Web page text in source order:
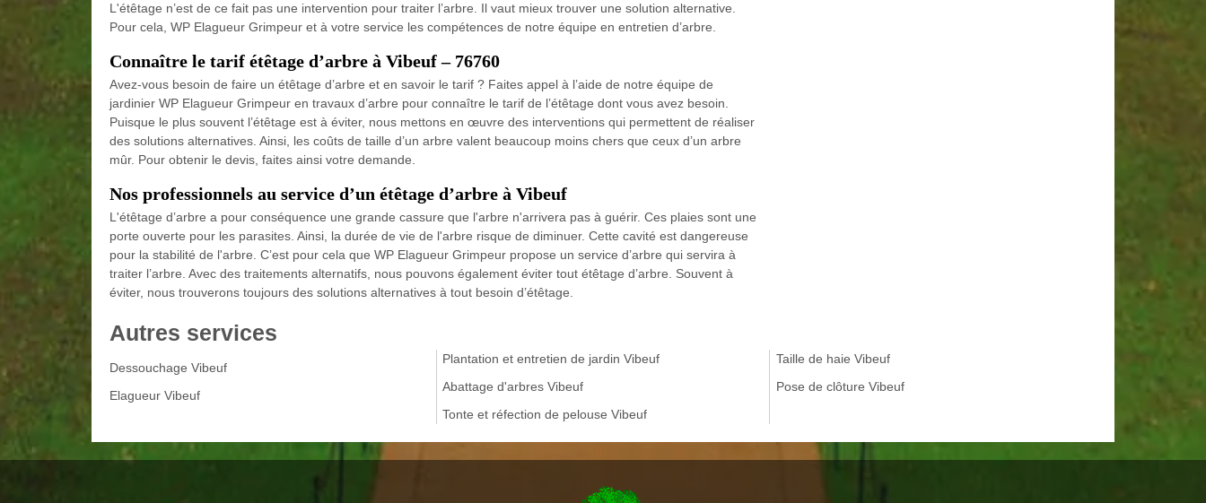
L'étêtage n’est de ce fait pas une intervention pour traiter l’arbre. Il vaut mieux trouver une solution alternative.
Pour cela, WP Elagueur Grimpeur et à votre service les compétences de notre équipe en entretien d’arbre.
Connaître le tarif étêtage d’arbre à Vibeuf – 76760
Avez-vous besoin de faire un étêtage d’arbre et en savoir le tarif ? Faites appel à l’aide de notre équipe de
jardinier WP Elagueur Grimpeur en travaux d’arbre pour connaître le tarif de l’étêtage dont vous avez besoin.
Puisque le plus souvent l’étêtage est à éviter, nous mettons en œuvre des interventions qui permettent de réaliser
des solutions alternatives. Ainsi, les coûts de taille d’un arbre valent beaucoup moins chers que ceux d’un arbre
mûr. Pour obtenir le devis, faites ainsi votre demande.
Nos professionnels au service d’un étêtage d’arbre à Vibeuf
L'étêtage d’arbre a pour conséquence une grande cassure que l'arbre n'arrivera pas à guérir. Ces plaies sont une
porte ouverte pour les parasites. Ainsi, la durée de vie de l'arbre risque de diminuer. Cette cavité est dangereuse
pour la stabilité de l'arbre. C’est pour cela que WP Elagueur Grimpeur propose un service d’arbre qui servira à
traiter l’arbre. Avec des traitements alternatifs, nous pouvons également éviter tout étêtage d’arbre. Souvent à
éviter, nous trouverons toujours des solutions alternatives à tout besoin d’étêtage.
Autres services
Dessouchage Vibeuf
Elagueur Vibeuf
Plantation et entretien de jardin Vibeuf
Abattage d'arbres Vibeuf
Tonte et réfection de pelouse Vibeuf
Taille de haie Vibeuf
Pose de clôture Vibeuf